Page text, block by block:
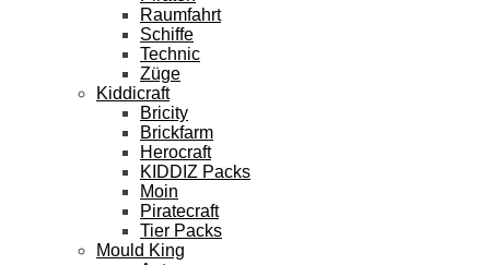
Raumfahrt
Schiffe
Technic
Züge
Kiddicraft
Bricity
Brickfarm
Herocraft
KIDDIZ Packs
Moin
Piratecraft
Tier Packs
Mould King